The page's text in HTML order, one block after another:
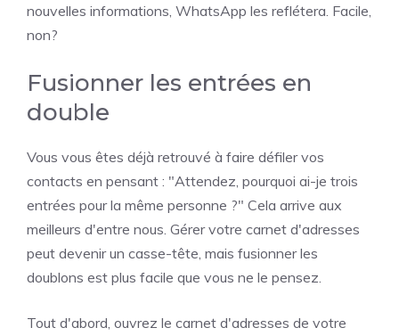
nouvelles informations, WhatsApp les reflétera. Facile,
non?
Fusionner les entrées en
double
Vous vous êtes déjà retrouvé à faire défiler vos
contacts en pensant : "Attendez, pourquoi ai-je trois
entrées pour la même personne ?" Cela arrive aux
meilleurs d'entre nous. Gérer votre carnet d'adresses
peut devenir un casse-tête, mais fusionner les
doublons est plus facile que vous ne le pensez.
Tout d'abord, ouvrez le carnet d'adresses de votre